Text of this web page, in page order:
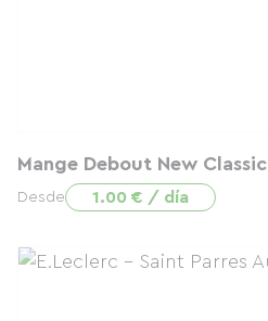
Mange Debout New Classic
Desde 1.00 € / día